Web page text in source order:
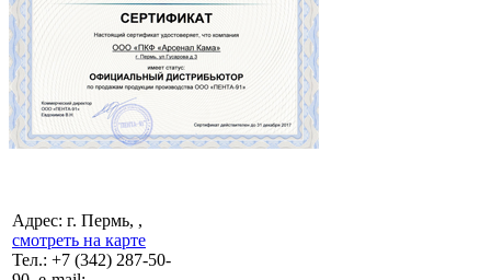
Адрес: г. Пермь, ,
смотреть на карте
Тел.: +7 (342) 287-50-